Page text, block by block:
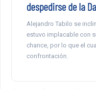
despedirse de la
Alejandro Tabilo se
estuvo implacable con
chance, por lo que el
confrontación.